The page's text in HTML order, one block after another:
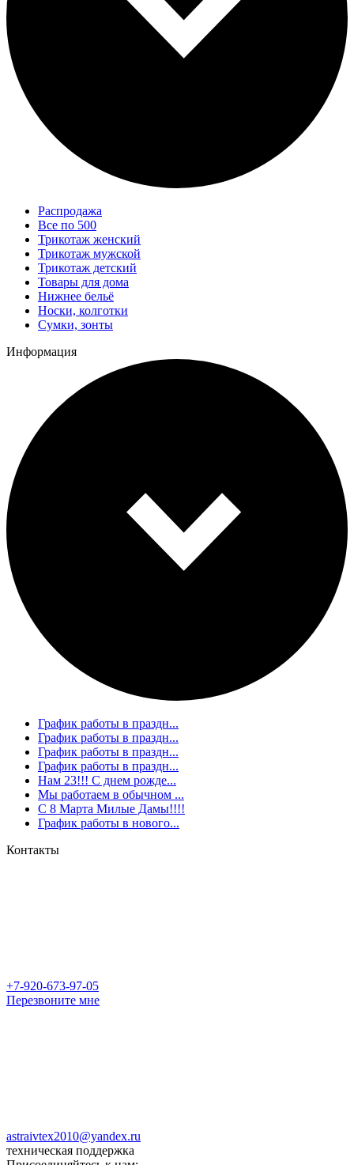
Распродажа
Все по 500
Трикотаж женский
Трикотаж мужской
Трикотаж детский
Товары для дома
Нижнее бельё
Носки, колготки
Сумки, зонты
Информация
График работы в праздн...
График работы в праздн...
График работы в праздн...
График работы в праздн...
Нам 23!!! С днем рожде...
Мы работаем в обычном ...
С 8 Марта Милые Дамы!!!!
График работы в нового...
Контакты
+7-920-673-97-05
Перезвоните мне
astraivtex2010@yandex.ru
техническая поддержка